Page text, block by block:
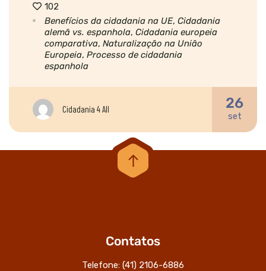
102
Benefícios da cidadania na UE, Cidadania
alemã vs. espanhola, Cidadania europeia
comparativa, Naturalização na União
Europeia, Processo de cidadania
espanhola
Cidadania 4 All 26
set
Contatos
Telefone: (41) 2106-6886